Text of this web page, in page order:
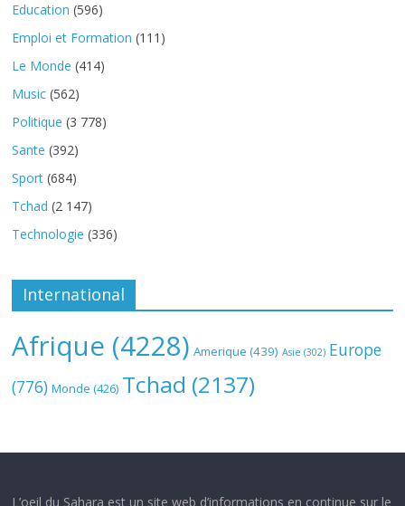
Education (596)
Emploi et Formation (111)
Le Monde (414)
Music (562)
Politique (3 778)
Sante (392)
Sport (684)
Tchad (2 147)
Technologie (336)
International
Afrique (4228) Amerique (439) Asie (302) Europe
(776) Monde (426) Tchad (2137)
L’oeil du Sahara est un site web d’informations en continue sur le